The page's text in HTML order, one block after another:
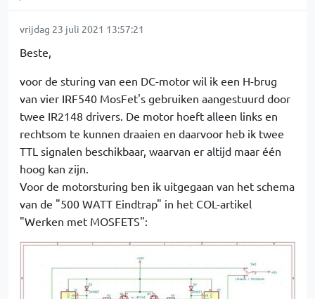
vrijdag 23 juli 2021 13:57:21
Beste,
voor de sturing van een DC-motor wil ik een H-brug
van vier IRF540 MosFet's gebruiken aangestuurd door
twee IR2148 drivers. De motor hoeft alleen links en
rechtsom te kunnen draaien en daarvoor heb ik twee
TTL signalen beschikbaar, waarvan er altijd maar één
hoog kan zijn.
Voor de motorsturing ben ik uitgegaan van het schema
van de "500 WATT Eindtrap" in het COL-artikel
"Werken met MOSFETS":